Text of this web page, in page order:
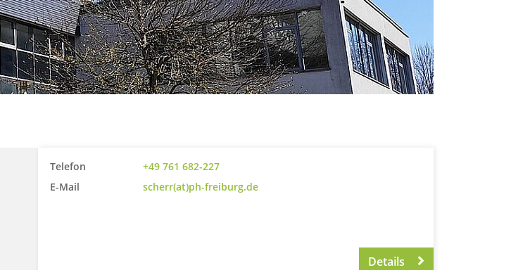
Telefon
+49 761 682-227
E-Mail
scherr(at)ph-freiburg.de
Details